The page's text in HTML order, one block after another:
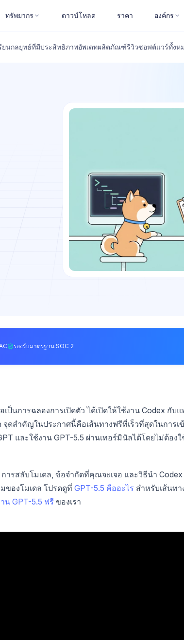
ทรัพยากร ดาวน์โหลด ราคา องค์กร
ยนกลยุทธ์ที่มีประสิทธิภาพอัพเดทผลิตภัณฑ์รีวิวซอฟต์แวร์ทั้งห
รองรับมาตรฐาน SOC 2
ป็นการฉลองการเปิดตัว ได้เปิดให้ใช้งาน Codex กับแ
จุดสำคัญในประกาศนี้คือเส้นทางฟรีที่เร็วที่สุดในการเ
และใช้งาน GPT-5.5 ผ่านเทอร์มินัลได้โดยไม่ต้องใ
รสลับโมเดล, ข้อจำกัดที่คุณจะเจอ และวิธีนำ Codex
ของโมเดล โปรดดูที่ GPT-5.5 คืออะไร สำหรับเส้นทา
น GPT-5.5 ฟรี ของเรา